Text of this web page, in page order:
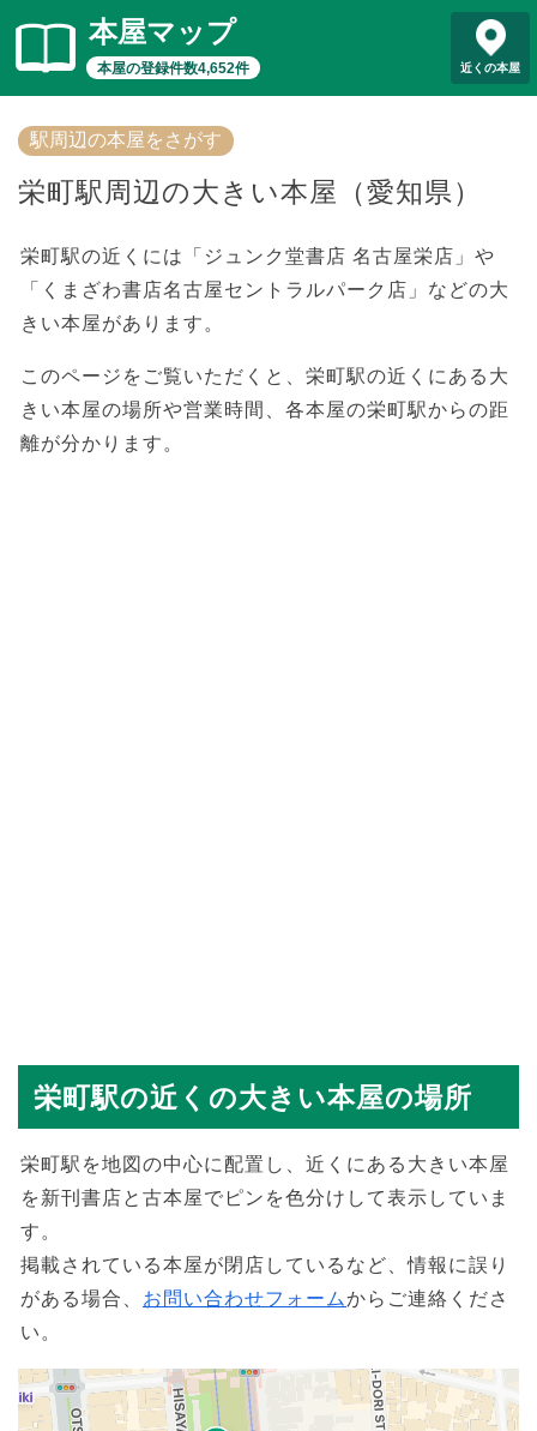
本屋マップ
本屋の登録件数4,652件 近くの本屋
駅周辺の本屋をさがす
栄町駅周辺の大きい本屋（愛知県）
栄町駅の近くには「ジュンク堂書店 名古屋栄店」や
「くまざわ書店名古屋セントラルパーク店」などの大
きい本屋があります。
このページをご覧いただくと、栄町駅の近くにある大
きい本屋の場所や営業時間、各本屋の栄町駅からの距
離が分かります。
栄町駅の近くの大きい本屋の場所
栄町駅を地図の中心に配置し、近くにある大きい本屋
を新刊書店と古本屋でピンを色分けして表示していま
す。
掲載されている本屋が閉店しているなど、情報に誤り
がある場合、 お問い合わせフォームからご連絡くださ
い。